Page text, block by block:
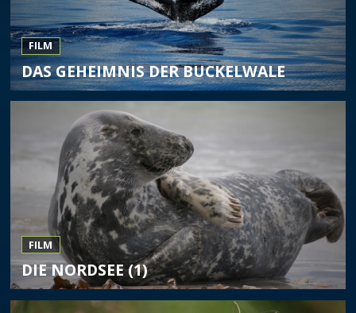
FILM
DAS GEHEIMNIS DER BUCKELWALE
FILM
DIE NORDSEE (1)